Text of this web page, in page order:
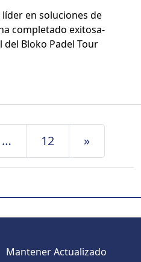
en solu­ciones de
com­ple­ta­do exi­tosa­
Bloko Padel Tour
… 12 »
Mantener Actualizado